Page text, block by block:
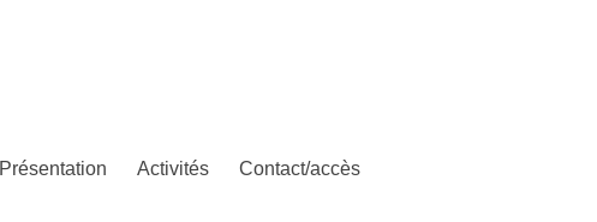
Présentation Activités Contact/accès